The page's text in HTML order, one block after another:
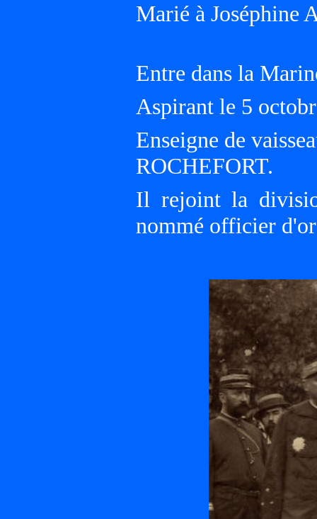
Marié à Joséphine
Entre dans la
Aspirant le 5
Enseigne de
ROCHEFORT.
Il rejoint la
nommé officier